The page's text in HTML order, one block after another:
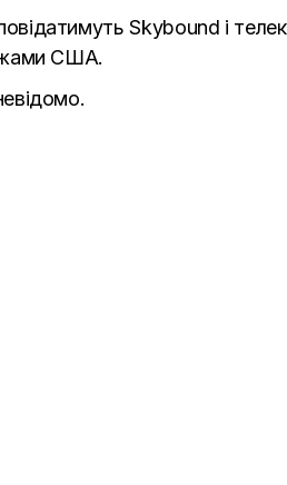
Skybound і
США.